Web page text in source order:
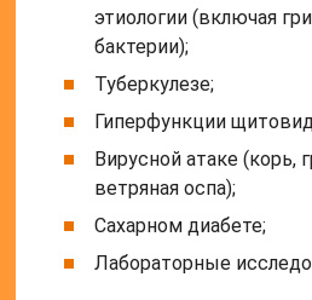
этиологии (включая
бактерии);
Туберкулезе;
Гиперфункции
Вирусной атаке (корь,
ветряная оспа);
Сахарном диабете;
Лабораторные